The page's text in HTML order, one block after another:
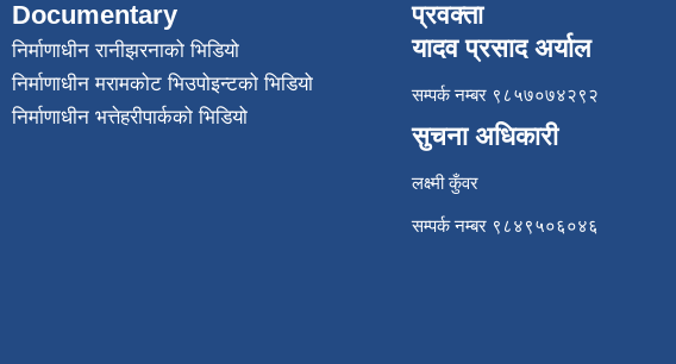
Documentary
निर्माणाधीन रानीझरनाको भिडियो
निर्माणाधीन मरामकोट भिउपोइन्टको भिडियो
निर्माणाधीन भत्तेहरीपार्कको भिडियो
प्रवक्ता
यादव प्रसाद अर्याल
सम्पर्क नम्बर ९८५७०७४२९२
सुचना अधिकारी
लक्ष्मी कुँवर
सम्पर्क नम्बर ९८४९५०६०४६